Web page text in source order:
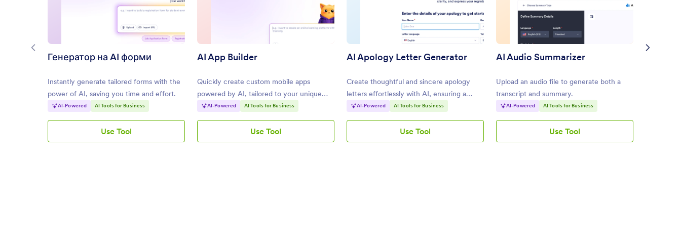
Генератор на AI форми
Instantly generate tailored forms with the
power of AI, saving you time and effort.
AI-Powered AI Tools for Business
Use ToolГенератор
на
AI App Builder
Quickly create custom mobile apps
powered by AI, tailored to your unique
needs.
AI-Powered AI Tools for Business
Use Tool
AI
App
AI Apology Letter Generator
Create thoughtful and sincere apology
letters effortlessly with AI, ensuring a
professional tone.
AI-Powered AI Tools for Business
Use Tool
AI
Apology
AI Audio Summarizer
Upload an audio file to generate both a
transcript and summary.
AI-Powered AI Tools for Business
Use Tool
AI
Audio